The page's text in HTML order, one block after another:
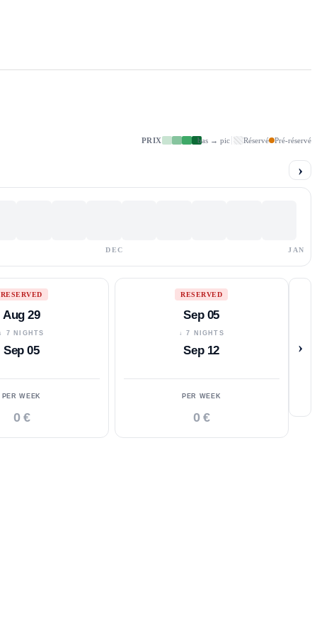
PRIX bas → pic Réservé Pré-réservé
›
DEC JAN
RESERVED
Aug 29
7 NIGHTS
Sep 05
PER WEEK
0 €
RESERVED
Sep 05
↓ 7 NIGHTS
Sep 12
PER WEEK
0 €
›